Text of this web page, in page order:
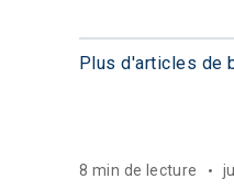
Plus d'articles de
8 min de lecture